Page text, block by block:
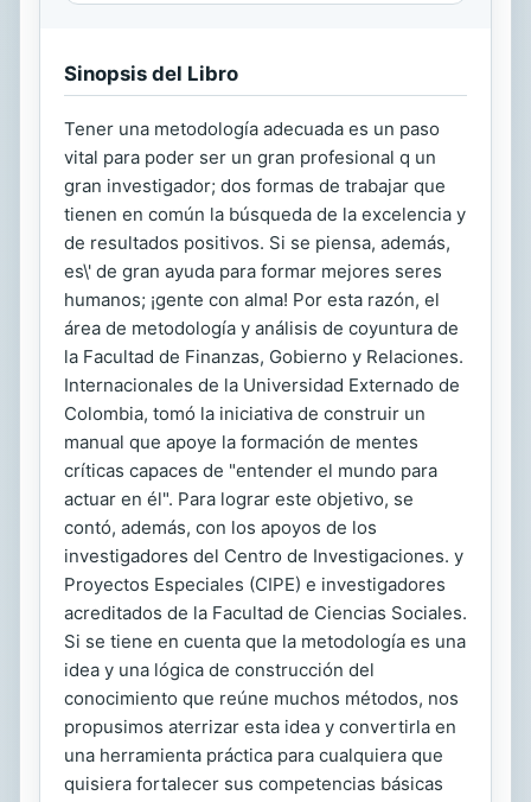
Sinopsis del Libro
Tener una metodología adecuada es un paso
vital para poder ser un gran profesional q un
gran investigador; dos formas de trabajar que
tienen en común la búsqueda de la excelencia y
de resultados positivos. Si se piensa, además,
es\' de gran ayuda para formar mejores seres
humanos; ¡gente con alma! Por esta razón, el
área de metodología y análisis de coyuntura de
la Facultad de Finanzas, Gobierno y Relaciones.
Internacionales de la Universidad Externado de
Colombia, tomó la iniciativa de construir un
manual que apoye la formación de mentes
críticas capaces de "entender el mundo para
actuar en él". Para lograr este objetivo, se
contó, además, con los apoyos de los
investigadores del Centro de Investigaciones. y
Proyectos Especiales (CIPE) e investigadores
acreditados de la Facultad de Ciencias Sociales.
Si se tiene en cuenta que la metodología es una
idea y una lógica de construcción del
conocimiento que reúne muchos métodos, nos
propusimos aterrizar esta idea y convertirla en
una herramienta práctica para cualquiera que
quisiera fortalecer sus competencias básicas